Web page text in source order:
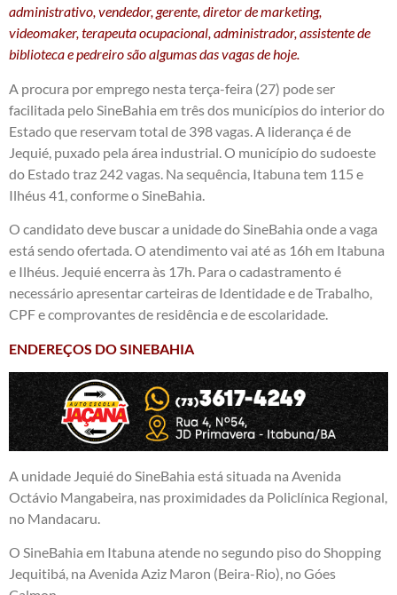
administrativo, vendedor, gerente, diretor de marketing,
videomaker, terapeuta ocupacional, administrador, assistente de
biblioteca e pedreiro são algumas das vagas de hoje.
A procura por emprego nesta terça-feira (27) pode ser
facilitada pelo SineBahia em três dos municípios do interior do
Estado que reservam total de 398 vagas. A liderança é de
Jequié, puxado pela área industrial. O município do sudoeste
do Estado traz 242 vagas. Na sequência, Itabuna tem 115 e
Ilhéus 41, conforme o SineBahia.
O candidato deve buscar a unidade do SineBahia onde a vaga
está sendo ofertada. O atendimento vai até as 16h em Itabuna
e Ilhéus. Jequié encerra às 17h. Para o cadastramento é
necessário apresentar carteiras de Identidade e de Trabalho,
CPF e comprovantes de residência e de escolaridade.
ENDEREÇOS DO SINEBAHIA
A unidade Jequié do SineBahia está situada na Avenida
Octávio Mangabeira, nas proximidades da Policlínica Regional,
no Mandacaru.
O SineBahia em Itabuna atende no segundo piso do Shopping
Jequitibá, na Avenida Aziz Maron (Beira-Rio), no Góes